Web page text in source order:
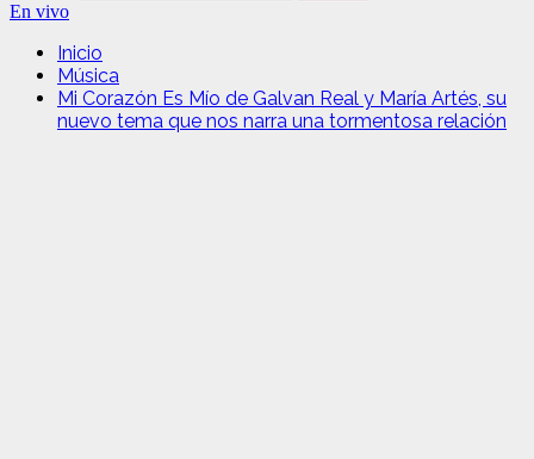
En vivo
Inicio
Música
Mi Corazón Es Mío de Galvan Real y María Artés, su
nuevo tema que nos narra una tormentosa relación